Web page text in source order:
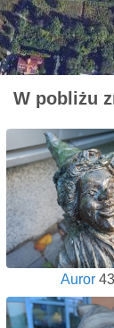
W pobliżu
Auror